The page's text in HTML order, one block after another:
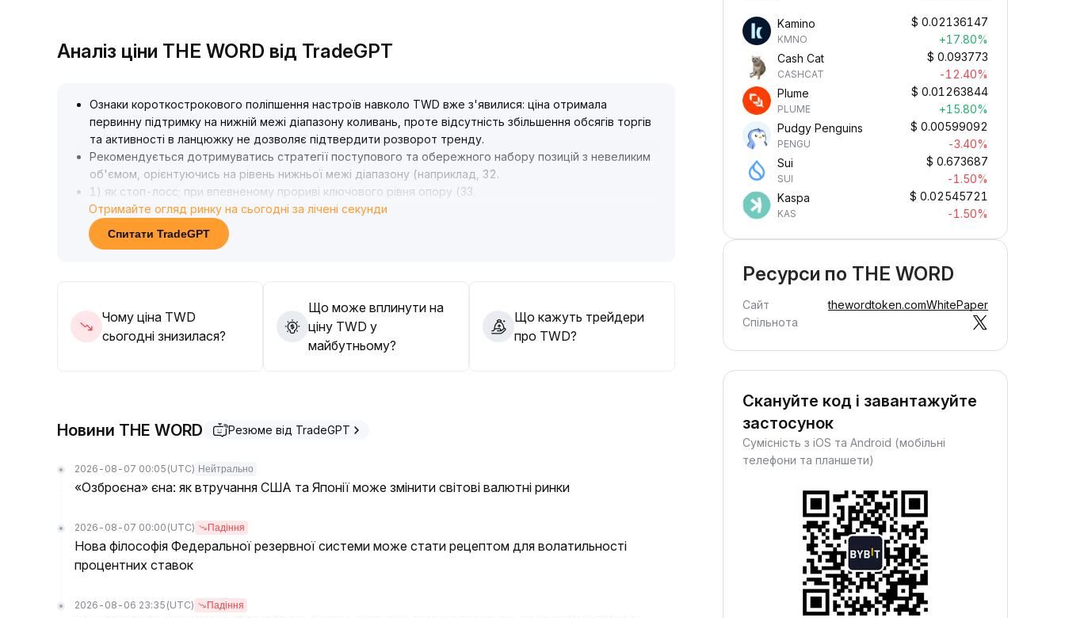
Аналіз ціни THE WORD від TradeGPT
Ознаки короткострокового поліпшення настроїв навколо TWD вже з'явилися: ціна отримала
первинну підтримку на нижній межі діапазону коливань, проте відсутність збільшення обсягів торгів
та активності в ланцюжку не дозволяє підтвердити розворот тренду.
Рекомендується дотримуватись стратегії поступового та обережного набору позицій з невеликим
об'ємом, орієнтуючись на рівень нижньої межі діапазону (наприклад, 32.
1) як стоп-лосс; при впевненому прориві ключового рівня опору (33
0) можна збільшити позицію.
Необхідно постійно відстежувати обсяги торгів і дані блокчейну для своєчасного коригування
позицій та контролю ризиків, щоб уникнути відкату після технічного відскоку
Отримайте огляд ринку на сьогодні за лічені секунди
Спитати TradeGPT
Чому ціна TWD
сьогодні знизилася?
Що може вплинути на
ціну TWD у
майбутньому?
Що кажуть трейдери
про TWD?
Новини THE WORD Резюме від TradeGPT
2026-08-07 00:05 (UTC) Нейтрально
«Озброєна» єна: як втручання США та Японії може змінити світові валютні ринки
2026-08-07 00:00 (UTC) Падіння
Нова філософія Федеральної резервної системи може стати рецептом для волатильності
процентних ставок
2026-08-06 23:35 (UTC) Падіння
Kamino
KMNO
$ 0.02136147
+17.80%
Cash Cat
CASHCAT
$ 0.093773
-12.40%
Plume
PLUME
$ 0.01263844
+15.80%
Pudgy Penguins
PENGU
$ 0.00599092
-3.40%
Sui
SUI
$ 0.673687
-1.50%
Kaspa
KAS
$ 0.02545721
-1.50%
Ресурси по THE WORD
Сайт thewordtoken.comWhitePaper
Спільнота
Скануйте код і завантажуйте
застосунок
Сумісність з iOS та Android (мобільні
телефони та планшети)